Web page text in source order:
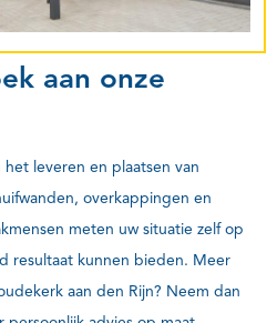
aan onze
leveren en plaatsen van
overkappingen en
meten uw situatie zelf op
resultaat kunnen bieden. Meer
aan den Rijn? Neem dan